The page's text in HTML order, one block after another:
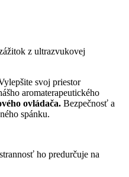
z ultrazvukovej
svoj priestor
aromaterapeutického
ovládača. Bezpečnosť a
spánku.
ho predurčuje na